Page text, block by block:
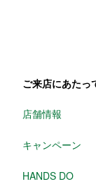
ご来店にあたっ
店舗情報
キャンペーン
HANDS DO